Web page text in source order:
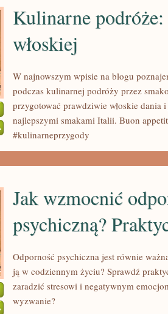
SPOSOBY
OCHRONĘ
ROŚLIN
KULINARNE
WŁOSKIEJ
Kulinarne
włoskiej
W najnowszym wpisie na blogu
podczas kulinarnej podróży przez
przygotować prawdziwie włoskie dania
najlepszymi smakami Italii. Buon
#kulinarneprzygody
Jak wzmocnić
psychiczną?
Odporność psychiczna jest równie
ją w codziennym życiu? Sprawdź
zaradzić stresowi i negatywnym
wyzwanie?